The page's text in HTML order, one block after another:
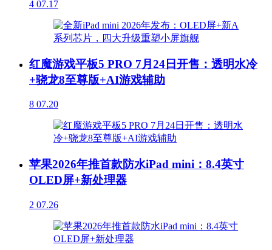
4 07.17
红魔游戏平板5 PRO 7月24日开售：透明水冷
+骁龙8至尊版+AI游戏辅助
8 07.20
苹果2026年推首款防水iPad mini：8.4英寸
OLED屏+新处理器
2 07.26